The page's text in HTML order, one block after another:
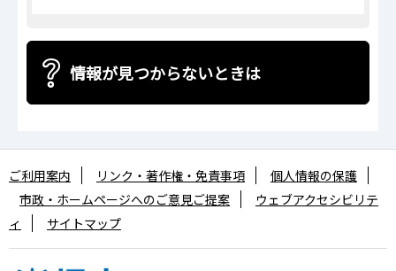
情報が見つからないときは
ご利用案内 リンク・著作権・免責事項
個人情報の保護
市政・ホームページへのご意見ご提案
ウェブアクセシビリテ
ィ
サイトマップ